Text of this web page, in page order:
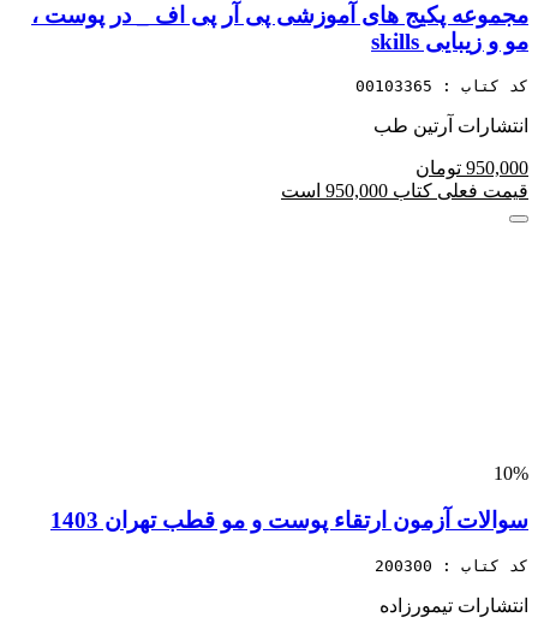
مجموعه پکیج های آموزشی پی آر پی اف _ در پوست ،
مو و زیبایی skills
کد کتاب : 00103365
انتشارات آرتین طب
950,000 تومان
قیمت فعلی کتاب 950,000 است
10%
سوالات آزمون ارتقاء پوست و مو قطب تهران 1403
کد کتاب : 200300
انتشارات تیمورزاده